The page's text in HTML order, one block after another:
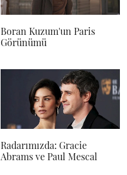
Boran Kuzum'un Paris
Görünümü
Radarımızda: Gracie
Abrams ve Paul Mescal